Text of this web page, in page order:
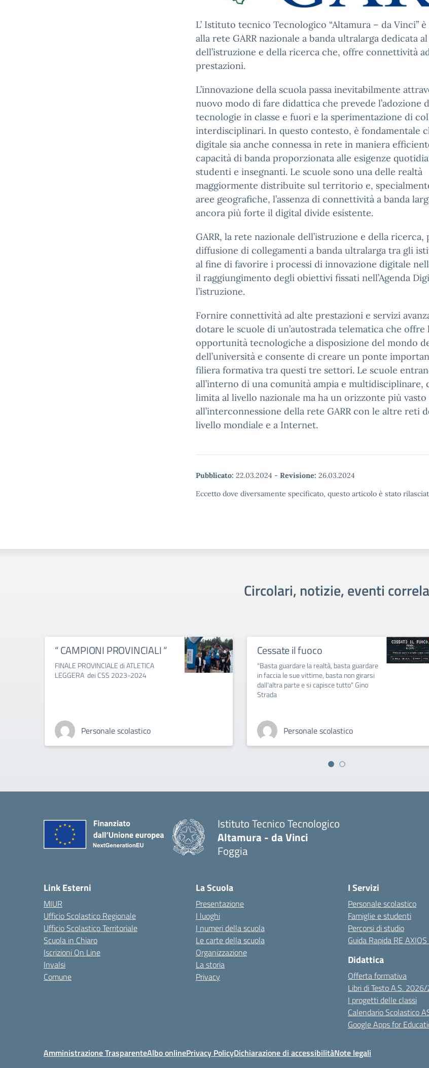
L’ Istituto tecnico Tecnologico “Altamura – da Vinci” è
alla rete GARR nazionale a banda ultralarga dedicata
dell’istruzione e della ricerca che, offre connettività
prestazioni.
L’innovazione della scuola passa inevitabilmente
nuovo modo di fare didattica che prevede l’adozione
tecnologie in classe e fuori e la sperimentazione di
interdisciplinari. In questo contesto, è fondamentale
digitale sia anche connessa in rete in maniera
capacità di banda proporzionata alle esigenze
studenti e insegnanti. Le scuole sono una delle realtà
maggiormente distribuite sul territorio e,
aree geografiche, l’assenza di connettività a banda
ancora più forte il digital divide esistente.
GARR, la rete nazionale dell’istruzione e della ricerca,
diffusione di collegamenti a banda ultralarga tra gli
al fine di favorire i processi di innovazione digitale
il raggiungimento degli obiettivi fissati nell’Agenda
l’istruzione.
Fornire connettività ad alte prestazioni e servizi
dotare le scuole di un’autostrada telematica che offre
opportunità tecnologiche a disposizione del mondo
dell’università e consente di creare un ponte
filiera formativa tra questi tre settori. Le scuole
all’interno di una comunità ampia e multidisciplinare,
limita al livello nazionale ma ha un orizzonte più vasto
all’interconnessione della rete GARR con le altre reti
livello mondiale e a Internet.
Pubblicato: 22.03.2024 - Revisione: 26.03.2024
Eccetto dove diversamente specificato, questo articolo è stato
Circolari, notizie, eventi
“ CAMPIONI PROVINCIALI “
FINALE PROVINCIALE di ATLETICA
LEGGERA dei CSS 2023-2024
Personale scolastico
Cessate il fuoco
"Basta guardare la realtà, basta guardare
in faccia le sue vittime, basta non girarsi
dall'altra parte e si capisce tutto" Gino
Strada
Personale scolastico
Istituto Tecnico Tecnologico
Altamura - da Vinci
Foggia
Link Esterni
MIUR
Ufficio Scolastico Regionale
Ufficio Scolastico Territoriale
Scuola in Chiaro
Iscrizioni On Line
Invalsi
Comune
La Scuola
Presentazione
I luoghi
I numeri della scuola
Le carte della scuola
Organizzazione
La storia
Privacy
I Servizi
Personale scolastico
Famiglie e studenti
Percorsi di studio
Guida Rapida RE
Didattica
Offerta formativa
Libri di Testo A.S.
I progetti delle classi
Calendario Scolastico
Google Apps for
Amministrazione TrasparenteAlbo onlinePrivacy PolicyDichiarazione di accessibilitàNote legali